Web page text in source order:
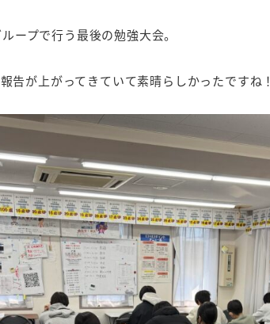
ープで行う最後の勉強大会。
告が上がってきていて素晴らしかったですね！